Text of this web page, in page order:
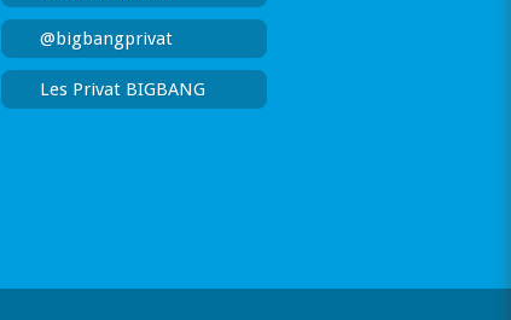
@bigbangprivat
Les Privat BIGBANG